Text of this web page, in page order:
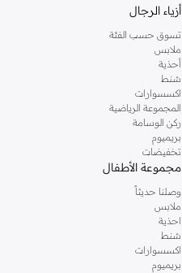
أزياء الرجال
تسوق حسب الفئة
ملابس
أحذية
شنط
اكسسوارات
المجموعة الرياضية
ركن الوسامة
بريميوم
تخفيضات
مجموعة الأطفال
وصلنا حديثاً
ملابس
احذية
شنط
اكسسوارات
بريميوم